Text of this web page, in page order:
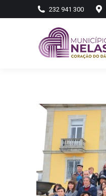
232 941 300